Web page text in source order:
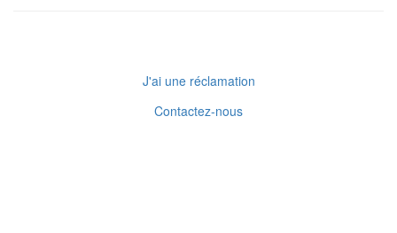
J'ai une réclamation
Contactez-nous